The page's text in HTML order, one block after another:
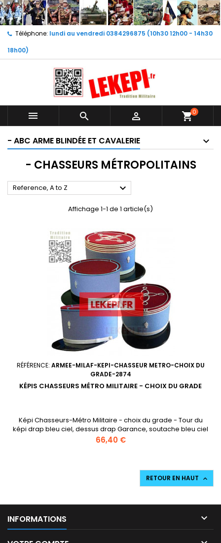
Téléphone: lundi au vendredi 0384296875 (10h30 12h00 - 14h30
18h00)
   shopping_cart0
- ABC ARME BLINDÉE ET CAVALERIE
- CHASSEURS MÉTROPOLITAINS
Reference, A to Z 
Affichage 1-1 de 1 article(s)
RÉFÉRENCE: ARMEE-MILAF-KEPI-CHASSEUR METRO-CHOIX DU
GRADE-2874
KÉPIS CHASSEURS MÉTRO MILITAIRE - CHOIX DU GRADE
Képi Chasseurs-Métro Militaire - choix du grade - Tour du
képi drap bleu ciel, dessus drap Garance, soutache bleu ciel
jusqu'au grade de Sergent-Chef, soutache(s) Argent pour
Prix
66,40 €
RETOUR EN HAUT 
INFORMATIONS 